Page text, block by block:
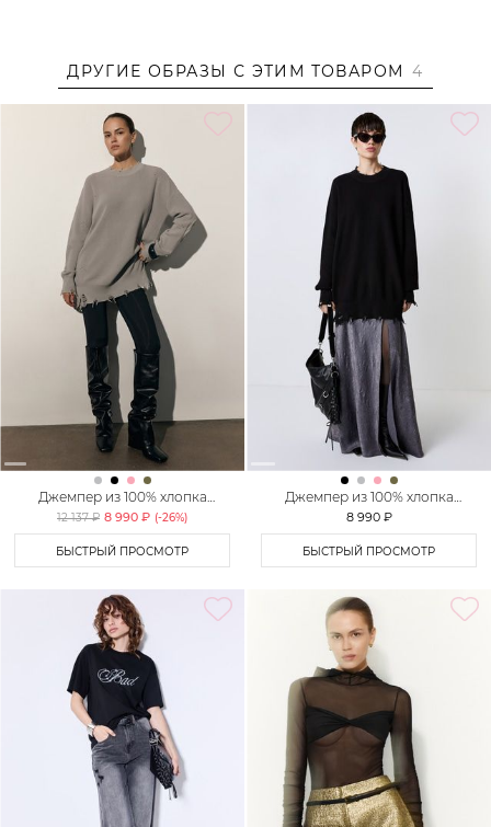
Образ дополненДЖЕМПЕР ИЗ 100% ХЛОПКА TOPTOP
ДЖЕМПЕР ИЗ 100% ХЛОПКА TOPTOP
ФУТБОЛКА ИЗ
СМЕСОВОГО ХЛОПКА TOPTOP
ПРОЗРАЧНОЕ БОДИ С
КАПЮШОНОМ TOPTOP
ДРУГИЕ ОБРАЗЫ С ЭТИМ ТОВАРОМ 4
Джемпер из 100% хлопка
TOPTOP
12 137 ₽ 8 990 ₽ (-26%)
БЫСТРЫЙ ПРОСМОТР
Джемпер из 100% хлопка
TOPTOP
8 990 ₽
БЫСТРЫЙ ПРОСМОТР